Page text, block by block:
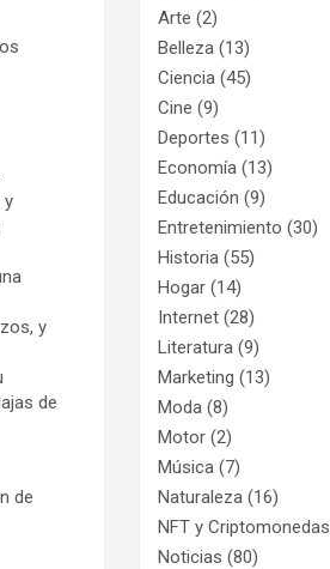
y
y
de
de
Arte (2)
Belleza (13)
Ciencia (45)
Cine (9)
Deportes (11)
Economía (13)
Educación (9)
Entretenimiento (30)
Historia (55)
Hogar (14)
Internet (28)
Literatura (9)
Marketing (13)
Moda (8)
Motor (2)
Música (7)
Naturaleza (16)
NFT y Criptomonedas
Noticias (80)